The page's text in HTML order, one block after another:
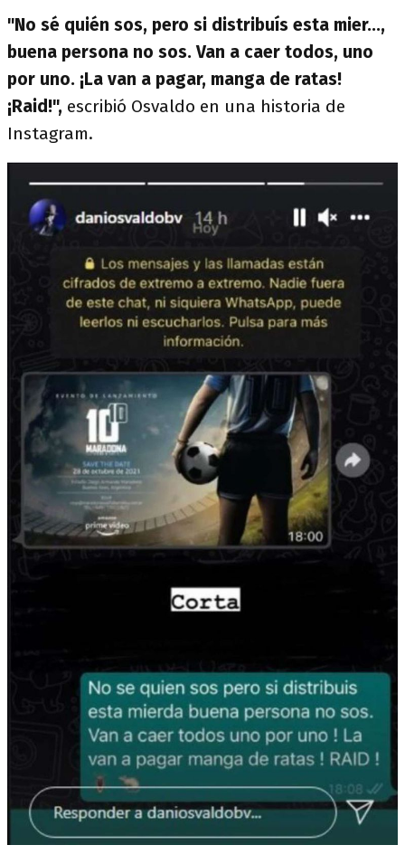
"No sé quién sos, pero si distribuís esta mier...,
buena persona no sos. Van a caer todos, uno
por uno. ¡La van a pagar, manga de ratas!
¡Raid!", escribió Osvaldo en una historia de
Instagram.